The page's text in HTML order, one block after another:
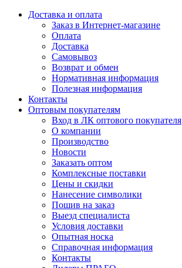
Доставка и оплата
Заказ в Интернет-магазине
Оплата
Доставка
Самовывоз
Возврат и обмен
Нормативная информация
Полезная информация
Контакты
Оптовым покупателям
Вход в ЛК оптового покупателя
О компании
Производство
Новости
Заказать оптом
Комплексные поставки
Цены и скидки
Нанесение символики
Пошив на заказ
Выезд специалиста
Условия доставки
Опытная носка
Справочная информация
Контакты